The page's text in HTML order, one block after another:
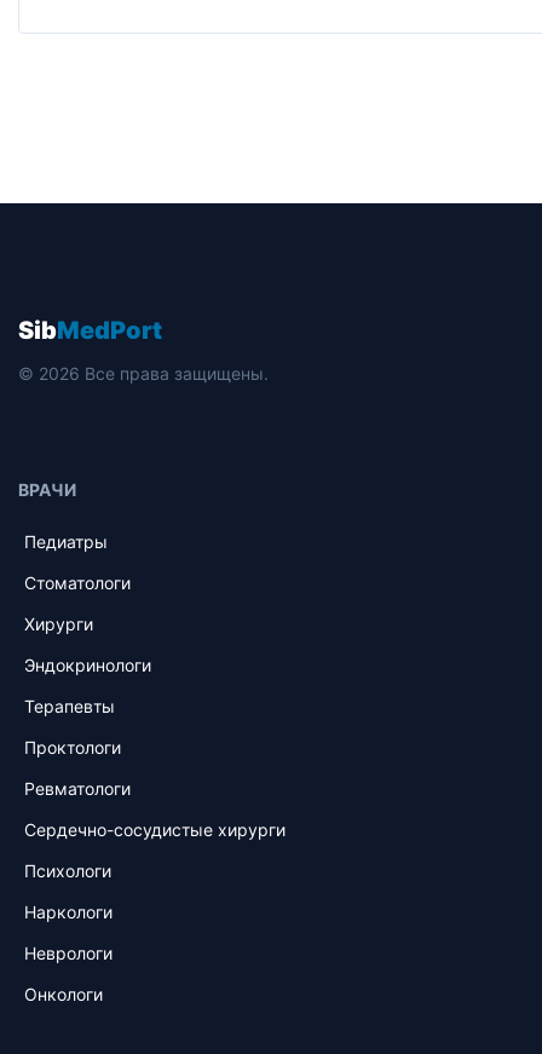
SibMedPort
© 2026 Все права защищены.
ВРАЧИ
Педиатры
Стоматологи
Хирурги
Эндокринологи
Терапевты
Проктологи
Ревматологи
Сердечно-сосудистые хирурги
Психологи
Наркологи
Неврологи
Онкологи